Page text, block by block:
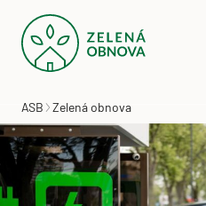
ASB Zelená obnova